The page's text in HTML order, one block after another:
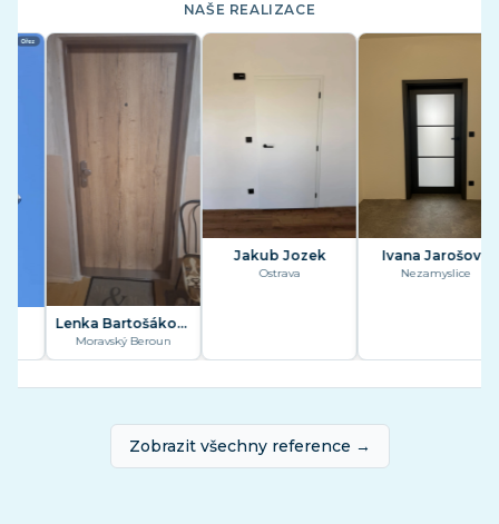
NAŠE REALIZACE
Lenka Bartošáková
Moravský Beroun
Jakub Jozek
Ostrava
Ivana Jarošová
Nezamyslice
Zobrazit všechny reference →